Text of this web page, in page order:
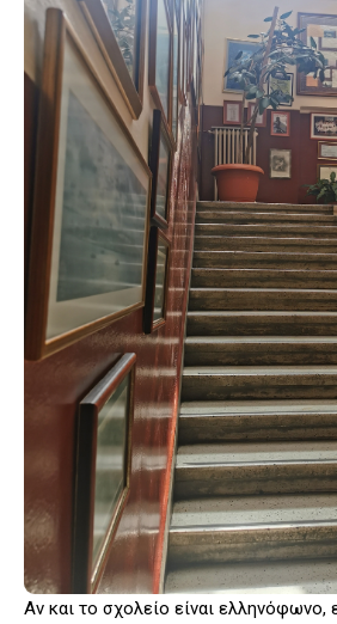
Αν και το σχολείο είναι ελληνόφωνο,